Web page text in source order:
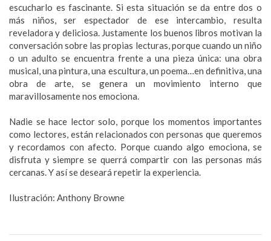
escucharlo es fascinante. Si esta situación se da entre dos o
más niños, ser espectador de ese intercambio, resulta
reveladora y deliciosa. Justamente los buenos libros motivan la
conversación sobre las propias lecturas, porque cuando un niño
o un adulto se encuentra frente a una pieza única: una obra
musical, una pintura, una escultura, un poema…en definitiva, una
obra de arte, se genera un movimiento interno que
maravillosamente nos emociona.
Nadie se hace lector solo, porque los momentos importantes
como lectores, están relacionados con personas que queremos
y recordamos con afecto. Porque cuando algo emociona, se
disfruta y siempre se querrá compartir con las personas más
cercanas. Y así se deseará repetir la experiencia.
Ilustración: Anthony Browne